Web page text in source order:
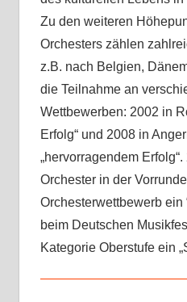
Zu den weiteren
Orchesters zählen
z.B. nach Belgien,
die Teilnahme an
Wettbewerben: 2002 in
Erfolg“ und 2008 in
„hervorragendem
Orchester in der
Orchesterwettbewerb ein
beim Deutschen
Kategorie Oberstufe ein